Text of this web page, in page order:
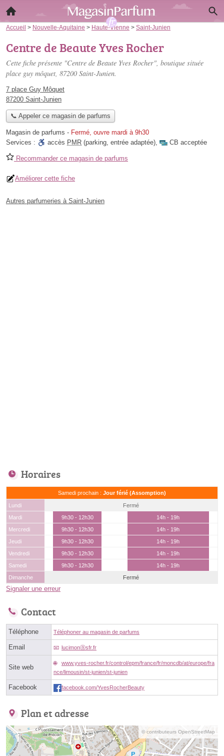
Accueil > Nouvelle-Aquitaine > Haute-Vienne > Saint-Junien
Centre de Beaute Yves Rocher
Cette fiche présente "Centre de Beaute Yves Rocher", boutique située
place guy môquet, 87200 Saint-Junien.
7 place Guy Môquet
87200 Saint-Junien
📞 Appeler ce magasin de parfums
Magasin de parfums - Fermé, ouvre mardi à 9h30
Services :
accès PMR (parking, entrée adaptée), CB acceptée
Recommander ce magasin de parfums
Améliorer cette fiche
Autres parfumeries à Saint-Junien
Horaires
Samedi prochain : Jour férié (Assomption)
Lundi
Fermé
Mardi
9h30 - 12h30
14h - 19h
Mercredi
9h30 - 12h30
14h - 19h
Jeudi
9h30 - 12h30
14h - 19h
Vendredi
9h30 - 12h30
14h - 19h
Samedi
9h30 - 12h30
14h - 19h
Dimanche
Fermé
Signaler une erreur
Contact
Téléphone Téléphoner au magasin de parfums
Email lucimonⓐsfr.fr
Site web
www.yves-rocher.fr/control/epm/france/fr/moncdb/at/europe/fra
nce/limousin/st-junien/st-junien
Facebook facebook.com/YvesRocherBeauty
Plan et adresse
© contributeurs OpenStreetMap